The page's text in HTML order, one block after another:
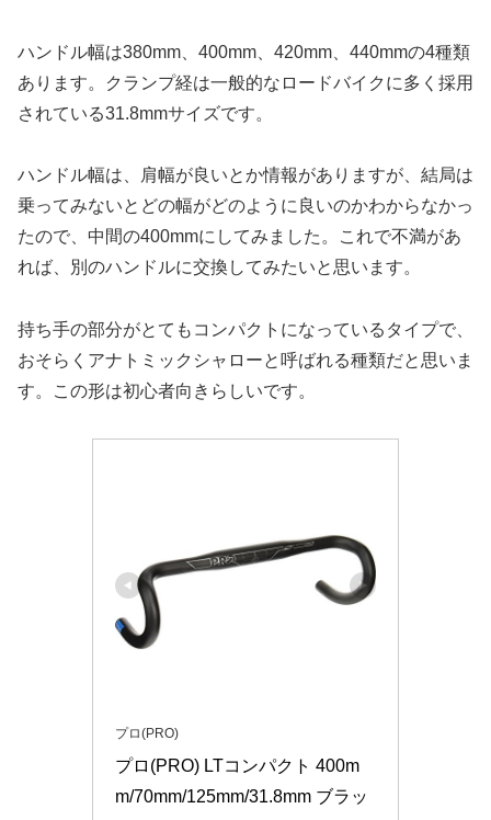
ハンドル幅は380mm、400mm、420mm、440mmの4種類
あります。クランプ経は一般的なロードバイクに多く採用
されている31.8mmサイズです。
ハンドル幅は、肩幅が良いとか情報がありますが、結局は
乗ってみないとどの幅がどのように良いのかわからなかっ
たので、中間の400mmにしてみました。これで不満があ
れば、別のハンドルに交換してみたいと思います。
持ち手の部分がとてもコンパクトになっているタイプで、
おそらくアナトミックシャローと呼ばれる種類だと思いま
す。この形は初心者向きらしいです。
プロ(PRO)
プロ(PRO) LTコンパクト 400m
m/70mm/125mm/31.8mm ブラッ